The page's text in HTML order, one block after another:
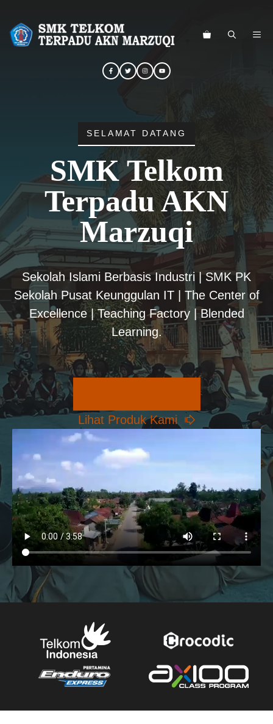
SELAMAT DATANG
SMK Telkom
Terpadu AKN
Marzuqi
Sekolah Islami Berbasis Industri | SMK PK
Sekolah Pusat Keunggulan IT | The Center of
Excellence | Teaching Factory | Blended
Learning.
Lihat Produk Kami